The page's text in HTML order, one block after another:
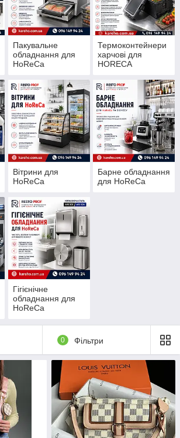
Пакувальне
обладнання для
HoReCa
Термоконтейнери
харчові для
HORECA
Вітрини для
HoReCa
Барне обладнання
для HoReCa
Гігієнічне
обладнання для
HoReCa
0 Фільтри